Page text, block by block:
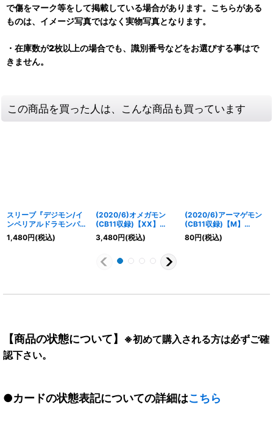
で傷をマーク等をして掲載している場合があります。こちらがある
ものは、イメージ写真ではなく実物写真となります。
・在庫数が2枚以上の場合でも、識別番号などをお選びする事はで
きません。
この商品を買った人は、こんな商品も買っています
スリーブ『デジモン/イ
ンペリアルドラモンパラ
ディンモード(PB-07)』
50枚【-】{-}《サプラ
1,480円(税込)
(2020/6)オメガモン
(CB11収録)【XX】
{CB02-XX01}《多》
3,480円(税込)
(2020/6)アーマゲモン
(CB11収録)【M】
{CB05-054}《多》
80円(税込)
【商品の状態について】
※初めて購入される方は必ずご確
認下さい。
●カードの状態表記についての詳細はこちら